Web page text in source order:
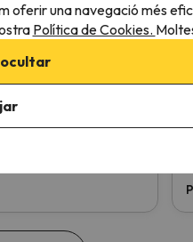
amb cancel·lació
2026/2027 a
d'esquí amb
oferir una navegació més
Política de Cookies.